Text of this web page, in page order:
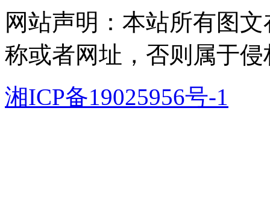
网站声明：本站所有图
称或者网址，否则属于
湘ICP备19025956号-1